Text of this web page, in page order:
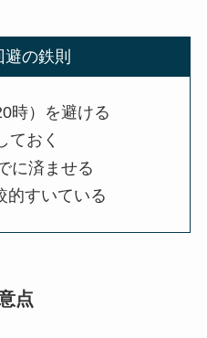
の鉄則
時）を避ける
ておく
に済ませる
的すいている
点